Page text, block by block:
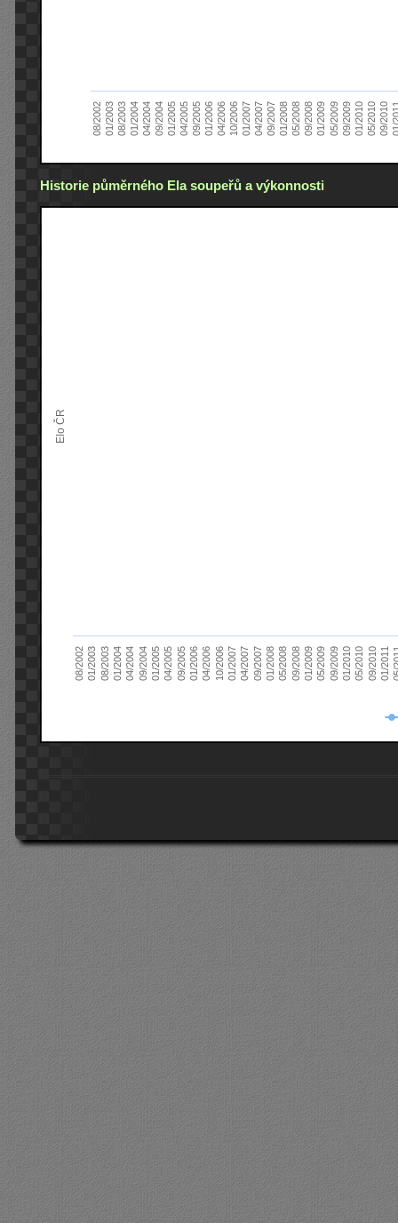
08/200201/200308/200301/200404/200409/200401/200504/200509/200501/200604/200610/200601/200704/200709/200701/200805/200809/200801/200905/200909/200901/201005/201009/2010
Historie půměrného Ela soupeřů a výkonnosti
Elo ČR
08/200201/200308/200301/200404/200409/200401/200504/200509/200501/200604/200610/200601/200704/200709/200701/200805/200809/200801/200905/200909/200901/201005/201009/201001/2011